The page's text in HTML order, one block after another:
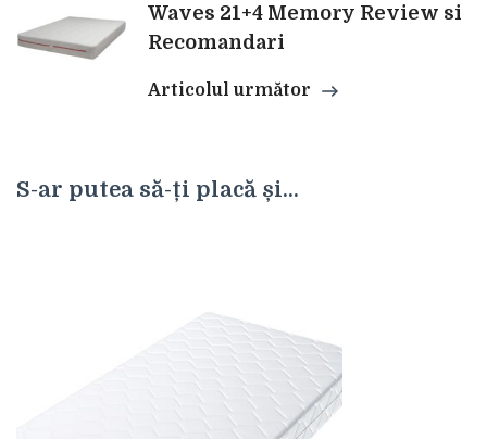
Waves 21+4 Memory Review si
Recomandari
Articolul următor
S-ar putea să-ți placă și...